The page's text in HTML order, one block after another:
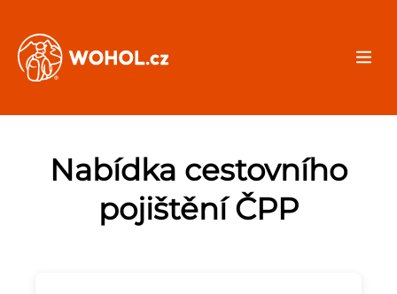
Nabídka cestovního
pojištění ČPP